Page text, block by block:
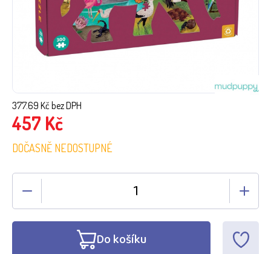
377.69 Kč bez DPH
457 Kč
DOČASNĚ NEDOSTUPNÉ
Do košíku